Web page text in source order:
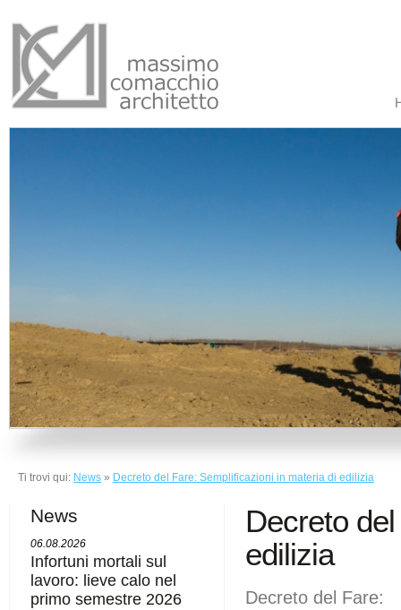
Ti trovi qui: News » Decreto del Fare: Semplificazioni in materia di edilizia
News
06.08.2026
Infortuni mortali sul
lavoro: lieve calo nel
primo semestre 2026
Decreto
edilizia
Decreto del Fare: